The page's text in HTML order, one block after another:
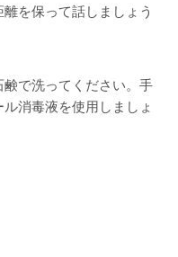
を保って話しましょう
で洗ってください。手
消毒液を使用しましょ